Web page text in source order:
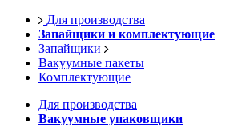
Для производства
Запайщики и комплектующие
Запайщики
Вакуумные пакеты
Комплектующие
Для производства
Вакуумные упаковщики